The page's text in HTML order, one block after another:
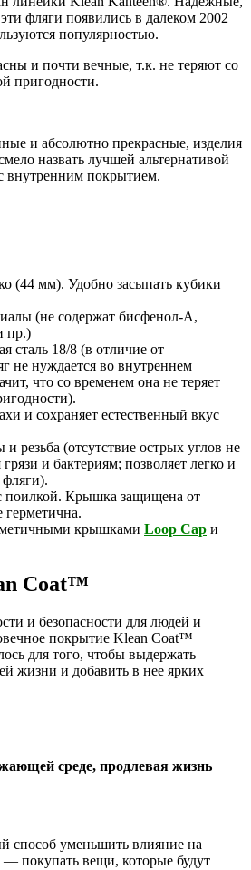
фляги появились в далеком 2002
популярностью.
и почти вечные, т.к. не теряют со
пригодности.
и абсолютно прекрасные, изделия
назвать лучшей альтернативой
покрытием.
(44 мм). Удобно засыпать кубики
(не содержат бисфенол-А,
пр.)
сталь 18/8 (в отличие от
не нуждается во внутреннем
что со временем она не теряет
и сохраняет естественный вкус
резьба (отсутствие острых углов не
грязи и бактериям; позволяет легко и
поилкой. Крышка защищена от
герметична.
крышками Loop Cap и
Coat™
и безопасности для людей и
покрытие Klean Coat™
для того, чтобы выдержать
жизни и добавить в нее ярких
среде, продлевая жизнь
способ уменьшить влияние на
покупать вещи, которые будут